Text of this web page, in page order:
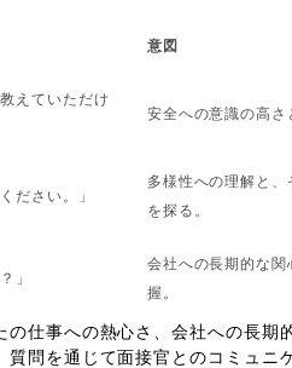
意図
えていただけ
安全への意識の高さ
ださい。」
多様性への理解と
を探る。
」
会社への長期的な関
握。
仕事への熱心さ、会社への長期
問を通じて面接官とのコミュニ